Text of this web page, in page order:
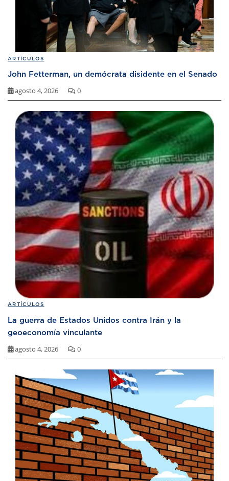
ARTÍCULOS
John Fetterman, un demócrata disidente en el Senado
agosto 4, 2026 0
ARTÍCULOS
La guerra de Estados Unidos contra Irán y la
geoeconomía vinculante
agosto 4, 2026 0